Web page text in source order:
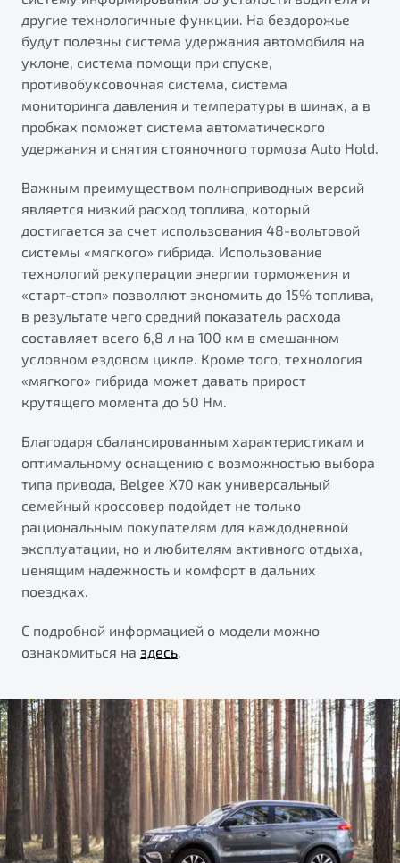
другие технологичные функции. На бездорожье
будут полезны система удержания автомобиля на
уклоне, система помощи при спуске,
противобуксовочная система, система
мониторинга давления и температуры в шинах, а в
пробках поможет система автоматического
удержания и снятия стояночного тормоза Auto Hold.
Важным преимуществом полноприводных версий
является низкий расход топлива, который
достигается за счет использования 48-вольтовой
системы «мягкого» гибрида. Использование
технологий рекуперации энергии торможения и
«старт-стоп» позволяют экономить до 15% топлива,
в результате чего средний показатель расхода
составляет всего 6,8 л на 100 км в смешанном
условном ездовом цикле. Кроме того, технология
«мягкого» гибрида может давать прирост
крутящего момента до 50 Нм.
Благодаря сбалансированным характеристикам и
оптимальному оснащению с возможностью выбора
типа привода, Belgee Х70 как универсальный
семейный кроссовер подойдет не только
рациональным покупателям для каждодневной
эксплуатации, но и любителям активного отдыха,
ценящим надежность и комфорт в дальних
поездках.
С подробной информацией о модели можно
ознакомиться на здесь.